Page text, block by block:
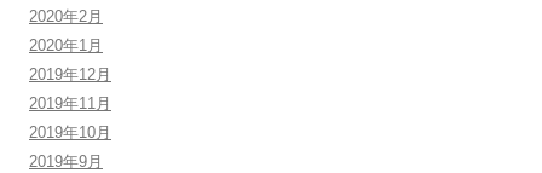
2020年2月
2020年1月
2019年12月
2019年11月
2019年10月
2019年9月